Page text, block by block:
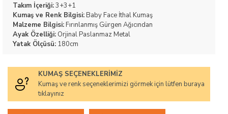
KUMAŞ SEÇENEKLERIMIZ
Kumaş ve renk seçeneklerimizi görmek için lütfen buraya
tıklayınız
Takım İçeriği:3+3+1
Kumaş ve Renk Bilgisi: Baby Face İthal Kumaş
Malzeme Bilgisi: Fırınlanmış Gürgen Ağıcından
Ayak Özelliği: Orjinal Paslanmaz Metal
Yatak Ölçüsü: 180cm